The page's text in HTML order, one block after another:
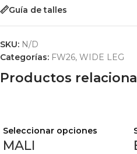
Guía de talles
SKU: N/D
Categorías: FW26, WIDE LEG
Productos
Seleccionar opciones
MALI